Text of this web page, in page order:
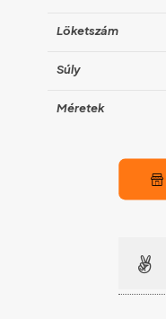
Löketszám
Súly
Méretek